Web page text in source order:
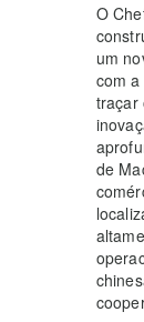
O
um
com
traçar
de